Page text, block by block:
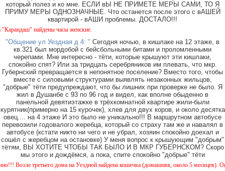
который полез и ко мне. ЕСЛИ вЫ НЕ ПРИМЕТЕ МЕРЫ САМИ, ТО Я
ПРИМУ МЕРЫ ОДНОЗНАЧНЫЕ. Что останется после этого с вАШЕЙ
квартирой - вАШИ проблемы. ДОСТАЛО!!!
найдены часы женские.
"Общение ул Уездная д 4: " Сегодня ночью, в кишлаке на 12 этаже, в
кв.321 был мордобой с бейсбольными битами и проломленными
черепами. Мне интересно - тёти, которые крышуют эти кишлаки,
спокойно спят? Или за тридцать серебряников им плевать, что мкр.
Губернский превращается в непонятное поселение? Вместо того, чтобы
вместе с силовыми структурами выявлять незаконных жильцов,
"добрые" тёти предупреждают, что бы лишних при проверке не было. Я
жил в Душанбе с 93 по 96 год и видел, как вполне обыденно в
панельной девятиэтажке в трёхкомнатной квартире жили-были
курятник(примерно на 15 курочек), хлев для двух коров, и около десятка
овец.... на 4 этаже И это было не уникально!!! В маршрутном автобусе
перевозили годовалого жеребца, который со страху там же и навалял в
автобусе (кстати никто ни чего и не убрал, хозяин спокойно доехал и
сошёл с жеребцом на остановке) У меня вопрос к крышующим "добрым"
тётям, ВЫ ХОТИТЕ ЧТОБЫ ТАК БЫЛО И В МКР ГУБЕРНСКОМ? Скоро
мы этого и дождёмся, а пока, спите спокойно "добрые" тёти
третьего дома на Уездной найдена кошечка (домашняя, около 5 месяцев). Окрас